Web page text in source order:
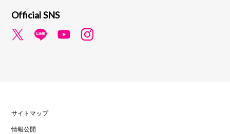
Official SNS
サイトマップ
情報公開